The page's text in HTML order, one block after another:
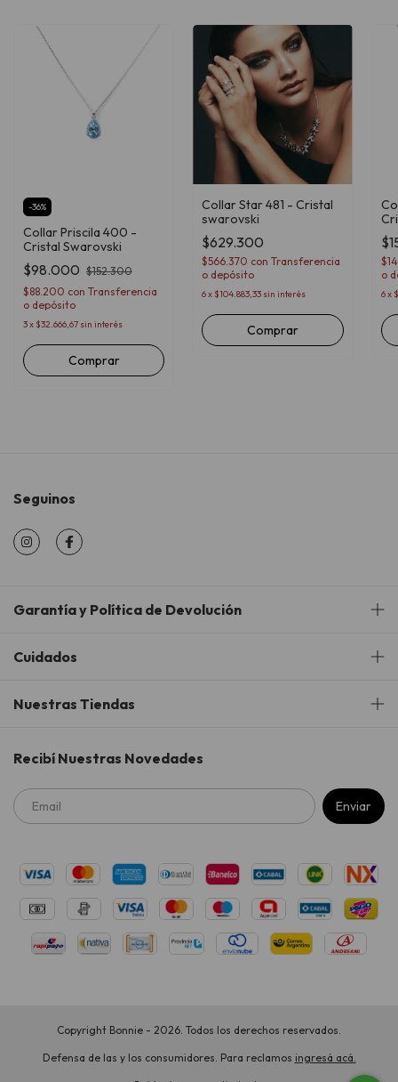
-36%
Collar Priscila 400 -
Cristal Swarovski
$98.000 $152.300
$88.200 con Transferencia
o depósito
3x $32.666,67 sin interés
Comprar
Collar Star 481 - Cristal
swarovski
$629.300
$566.370 con Transferencia
o depósito
6x $104.883,33 sin interés
o
6x
Seguinos
Garantía y Política de Devolución
Cuidados
Nuestras Tiendas
Recibí Nuestras Novedades
Copyright Bonnie - 2026. Todos los derechos reservados.
Defensa de las y los consumidores. Para reclamos ingresá acá.